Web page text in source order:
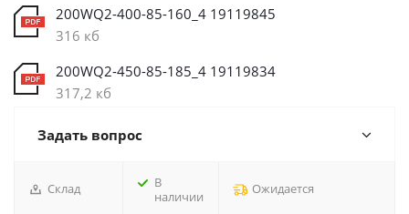
200WQ2-400-85-160_4 19119845
316 кб
200WQ2-450-85-185_4 19119834
317,2 кб
Задать вопрос
Склад
В
наличии
Ожидается